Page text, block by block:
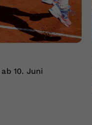
10. Juni